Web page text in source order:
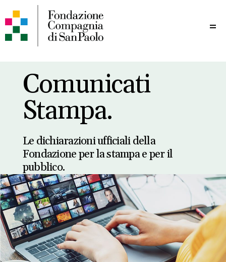
Comunicati
Stampa.
Le dichiarazioni ufficiali della
Fondazione per la stampa e per il
pubblico.